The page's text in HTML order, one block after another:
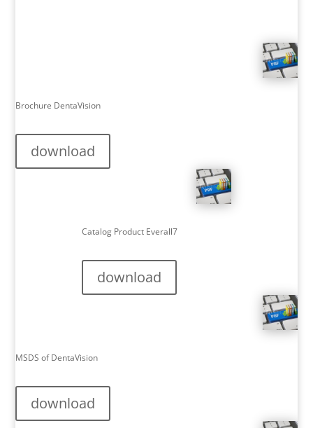
Brochure DentaVision
download
Catalog Product Everall7
download
MSDS of DentaVision
download